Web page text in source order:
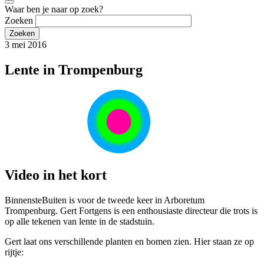
Waar ben je naar op zoek?
Zoeken
3 mei 2016
Lente in Trompenburg
Video in het kort
BinnensteBuiten is voor de tweede keer in Arboretum
Trompenburg. Gert Fortgens is een enthousiaste directeur die trots is
op alle tekenen van lente in de stadstuin.
Gert laat ons verschillende planten en bomen zien. Hier staan ze op
rijtje: